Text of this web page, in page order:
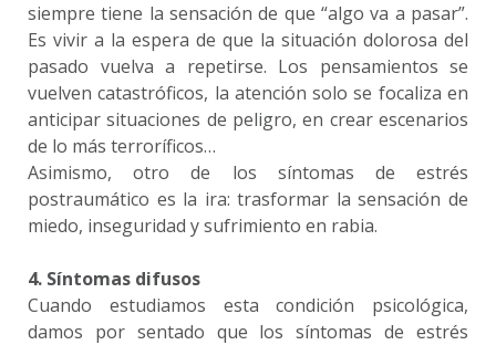
siempre tiene la sensación de que “algo va a pasar”.
Es vivir a la espera de que la situación dolorosa del
pasado vuelva a repetirse. Los pensamientos se
vuelven catastróficos, la atención solo se focaliza en
anticipar situaciones de peligro, en crear escenarios
de lo más terroríficos…
Asimismo, otro de los síntomas de estrés
postraumático es la ira: trasformar la sensación de
miedo, inseguridad y sufrimiento en rabia.
4. Síntomas difusos
Cuando estudiamos esta condición psicológica,
damos por sentado que los síntomas de estrés